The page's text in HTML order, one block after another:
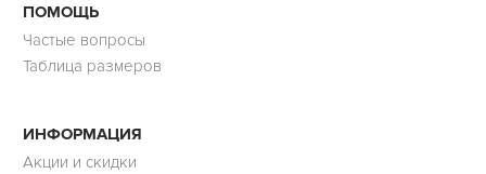
ПОМОЩЬ
Частые вопросы
Таблица размеров
ИНФОРМАЦИЯ
Акции и скидки